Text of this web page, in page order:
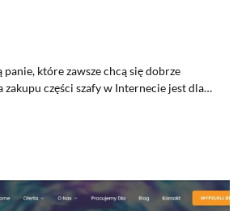
które zawsze chcą się dobrze
zakupu części szafy w Internecie jest dla…